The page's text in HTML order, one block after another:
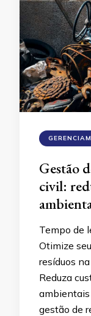
Gestão
civil:
Tempo de
Otimize
resíduos
Reduza
ambientais
gestão de